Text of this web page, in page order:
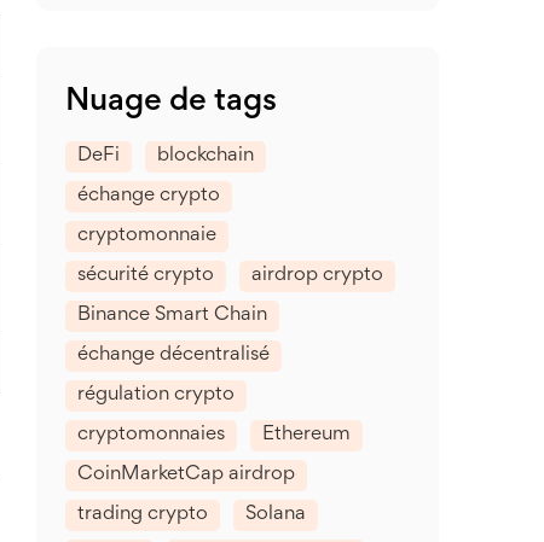
Nuage de tags
DeFi blockchain
échange crypto
cryptomonnaie
sécurité crypto airdrop crypto
Binance Smart Chain
échange décentralisé
régulation crypto
cryptomonnaies Ethereum
CoinMarketCap airdrop
trading crypto Solana